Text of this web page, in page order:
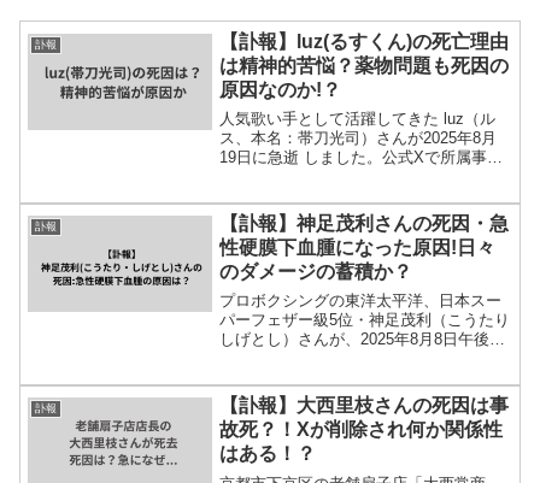
訃報
【訃報】luz(るすくん)の死亡理由
は精神的苦悩？薬物問題も死因の
原因なのか!？
人気歌い手として活躍してきた luz（ル
ス、本名：帯刀光司）さんが2025年8月
19日に急逝 しました。公式Xで所属事務
歳という若さでの死去に、「死因理由は
何？」「な...
訃報
【訃報】神足茂利さんの死因・急
性硬膜下血腫になった原因!日々
のダメージの蓄積か？
プロボクシングの東洋太平洋、日本スー
パーフェザー級5位・神足茂利（こうたり
しげとし）さんが、2025年8月8日午後10
いう若すぎる死に、多くのファンや関係
者が深い...
訃報
【訃報】大西里枝さんの死因は事
故死？！Xが削除され何か関係性
はある！？